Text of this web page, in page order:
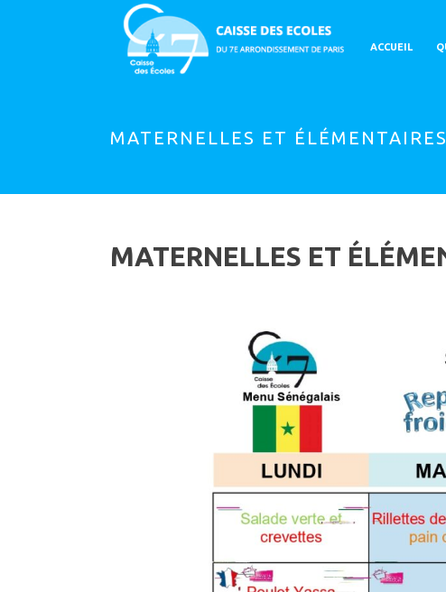
ACCUEIL
MATERNELLES ET
MATERNELLES ET